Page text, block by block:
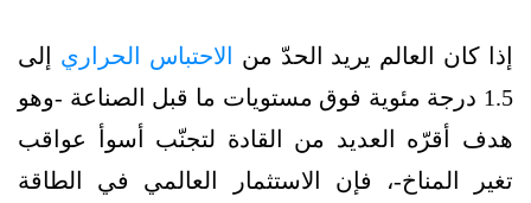
إذا كان العالم يريد الحدّ من الاحتباس الحراري إلى
1.5 درجة مئوية فوق مستويات ما قبل الصناعة -وهو
هدف أقرّه العديد من القادة لتجنّب أسوأ عواقب
تغير المناخ-، فإن الاستثمار العالمي في الطاقة